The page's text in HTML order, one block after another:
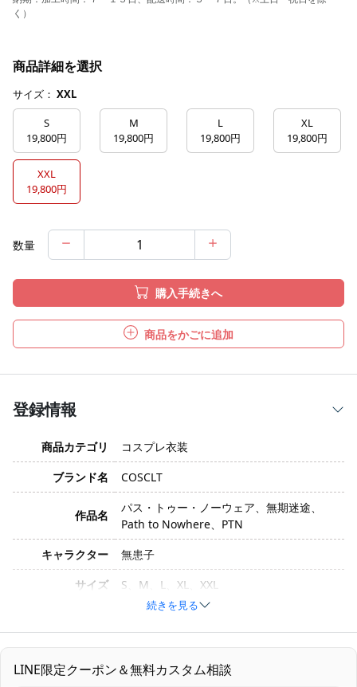
く）
商品詳細を選択
サイズ： XXL
S
19,800円
M
19,800円
L
19,800円
XL
19,800円
XXL
19,800円
数量
購入手続きへ
商品をかごに追加
登録情報
商品カテゴリ
コスプレ衣装
ブランド名
COSCLT
作品名
パス・トゥー・ノーウェア、無期迷途、
Path to Nowhere、PTN
キャラクター
無患子
サイズ
S、M、L、XL、XXL
コスプレ専用生地
セット内容
トップス、スカート、靴下、ウエストポー
チ、フリンジ飾り、手袋、手首飾り、ネッ
クレス、耳飾り、腰飾り、髪飾り、呪符
続きを見る
LINE限定クーポン＆無料カスタム相談